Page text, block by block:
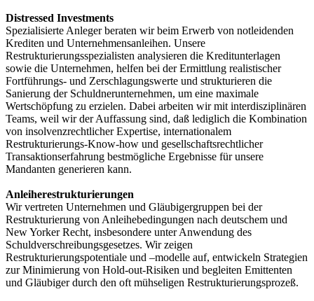
Distressed Investments
Spezialisierte Anleger beraten wir beim Erwerb von notleidenden
Krediten und Unternehmensanleihen. Unsere
Restrukturierungsspezialisten analysieren die Kreditunterlagen
sowie die Unternehmen, helfen bei der Ermittlung realistischer
Fortführungs- und Zerschlagungswerte und strukturieren die
Sanierung der Schuldnerunternehmen, um eine maximale
Wertschöpfung zu erzielen. Dabei arbeiten wir mit interdisziplinären
Teams, weil wir der Auffassung sind, daß lediglich die Kombination
von insolvenzrechtlicher Expertise, internationalem
Restrukturierungs-Know-how und gesellschaftsrechtlicher
Transaktionserfahrung bestmögliche Ergebnisse für unsere
Mandanten generieren kann.
Anleiherestrukturierungen
Wir vertreten Unternehmen und Gläubigergruppen bei der
Restrukturierung von Anleihebedingungen nach deutschem und
New Yorker Recht, insbesondere unter Anwendung des
Schuldverschreibungsgesetzes. Wir zeigen
Restrukturierungspotentiale und –modelle auf, entwickeln Strategien
zur Minimierung von Hold-out-Risiken und begleiten Emittenten
und Gläubiger durch den oft mühseligen Restrukturierungsprozeß.